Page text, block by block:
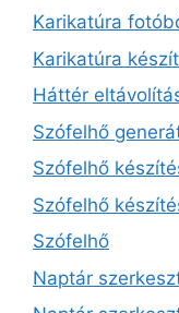
Karikatúra
Karikatúra
Háttér
Szófelhő
Szófelhő
Szófelhő
Szófelhő
Naptár